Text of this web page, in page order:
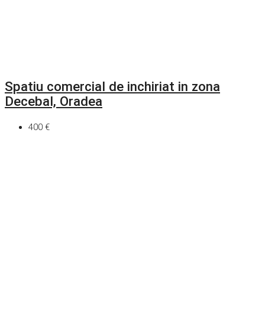
Spatiu comercial de inchiriat in zona
Decebal, Oradea
400 €